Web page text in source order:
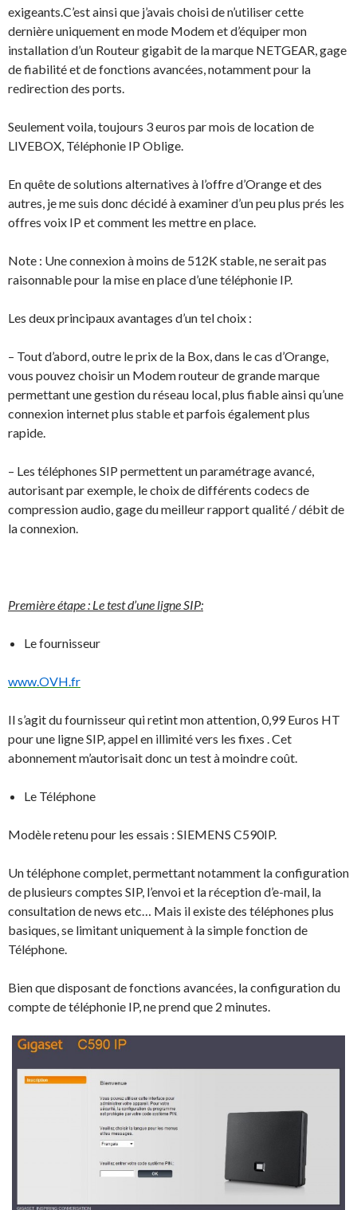
exigeants.C’est ainsi que j’avais choisi de n’utiliser cette
dernière uniquement en mode Modem et d’équiper mon
installation d’un Routeur gigabit de la marque NETGEAR, gage
de fiabilité et de fonctions avancées, notamment pour la
redirection des ports.
Seulement voila, toujours 3 euros par mois de location de
LIVEBOX, Téléphonie IP Oblige.
En quête de solutions alternatives à l’offre d’Orange et des
autres, je me suis donc décidé à examiner d’un peu plus prés les
offres voix IP et comment les mettre en place.
Note : Une connexion à moins de 512K stable, ne serait pas
raisonnable pour la mise en place d’une téléphonie IP.
Les deux principaux avantages d’un tel choix :
– Tout d’abord, outre le prix de la Box, dans le cas d’Orange,
vous pouvez choisir un Modem routeur de grande marque
permettant une gestion du réseau local, plus fiable ainsi qu’une
connexion internet plus stable et parfois également plus
rapide.
– Les téléphones SIP permettent un paramétrage avancé,
autorisant par exemple, le choix de différents codecs de
compression audio, gage du meilleur rapport qualité / débit de
la connexion.
Première étape : Le test d’une ligne SIP:
Le fournisseur
www.OVH.fr
Il s’agit du fournisseur qui retint mon attention, 0,99 Euros HT
pour une ligne SIP, appel en illimité vers les fixes . Cet
abonnement m’autorisait donc un test à moindre coût.
Le Téléphone
Modèle retenu pour les essais : SIEMENS C590IP.
Un téléphone complet, permettant notamment la configuration
de plusieurs comptes SIP, l’envoi et la réception d’e-mail, la
consultation de news etc… Mais il existe des téléphones plus
basiques, se limitant uniquement à la simple fonction de
Téléphone.
Bien que disposant de fonctions avancées, la configuration du
compte de téléphonie IP, ne prend que 2 minutes.